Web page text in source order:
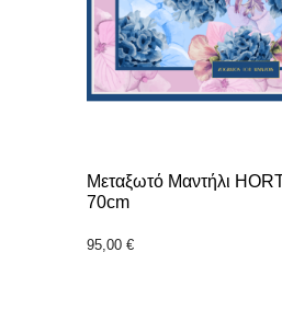
Μεταξωτό Μαντήλι
70cm
95,00 €